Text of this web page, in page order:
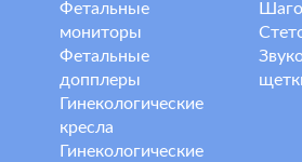
Фетальные
мониторы
Фетальные
допплеры
Гинекологические
кресла
Гинекологические